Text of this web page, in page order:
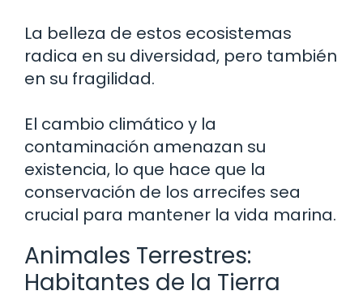
La belleza de estos ecosistemas
radica en su diversidad, pero también
en su fragilidad.
El cambio climático y la
contaminación amenazan su
existencia, lo que hace que la
conservación de los arrecifes sea
crucial para mantener la vida marina.
Animales Terrestres:
Habitantes de la Tierra